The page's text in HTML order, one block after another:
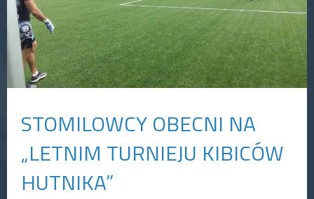
STOMILOWCY OBECNI NA
„LETNIM TURNIEJU KIBICÓW
HUTNIKA”